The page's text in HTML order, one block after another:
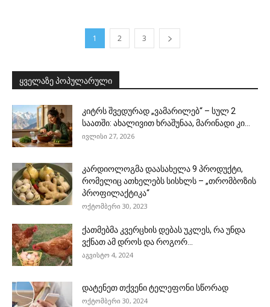
1 2 3
ყველაზე პოპულარული
კიტრს შვედურად „ვამარილებ“ – სულ 2
საათში: ახალივით ხრაშუნაა, მარინადი კი...
ივლისი 27, 2026
კარდიოლოგმა დაასახელა 9 პროდუქტი,
რომელიც ათხელებს სისხლს – „თრომბოზის
პროფილაქტიკა“
ოქტომბერი 30, 2023
ქათმებმა კვერცხის დებას უკლეს, რა უნდა
ვქნათ ამ დროს და როგორ...
აგვისტო 4, 2024
დატენეთ თქვენი ტელეფონი სწორად
ოქტომბერი 30, 2024